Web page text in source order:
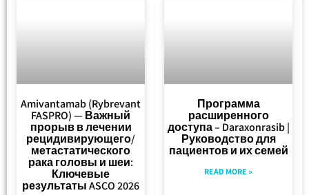
Amivantamab (Rybrevant
FASPRO) — Важный
прорыв в лечении
рецидивирующего/
метастатического
рака головы и шеи:
Ключевые
результаты ASCO 2026
Программа
расширенного
доступа – Daraxonrasib |
Руководство для
пациентов и их семей
READ MORE »